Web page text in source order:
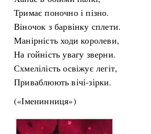
Тримає поночно і пізно.
Віночок з барвінку сплети.
Манірність ходи королеви,
На гойність увагу зверни.
Схмелілість освіжує легіт,
Приваблюють вічі-зірки.
(«Іменинниця»)